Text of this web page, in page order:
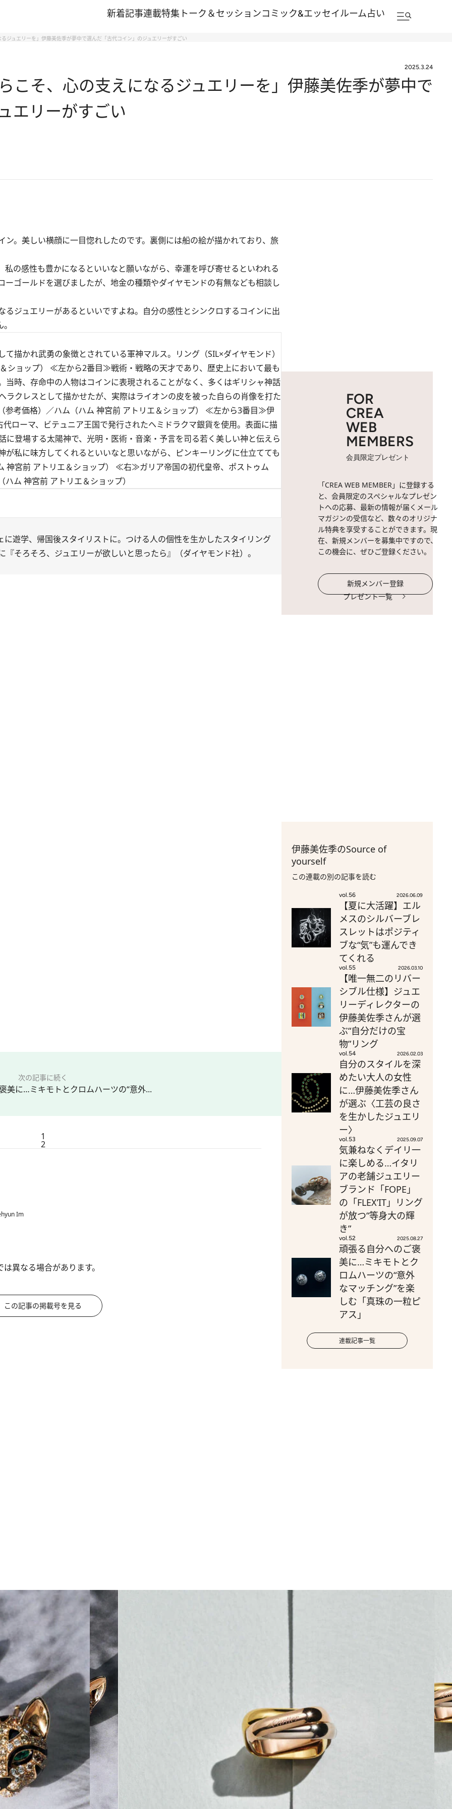
新着記事連載特集 トーク＆セッションコミック&エッセイルーム占い
ジュエリーを」伊藤美佐季が夢中で選んだ「古代コイン」のジュエリーがすごい
2025.3.24
こそ、心の支えになるジュエリーを」伊藤美佐季が夢中で
エリーがすごい
。美しい横顔に一目惚れしたのです。裏側には船の絵が描かれており、旅
の感性も豊かになるといいなと願いながら、幸運を呼び寄せるといわれる
ゴールドを選びましたが、地金の種類やダイヤモンドの有無なども相談し
ジュエリーがあるといいですよね。自分の感性とシンクロするコインに出
描かれ武勇の象徴とされている軍神マルス。リング（SIL×ダイヤモンド）
ショップ） ≪左から2番目≫戦術・戦略の天才であり、歴史上において最も
時、存命中の人物はコインに表現されることがなく、多くはギリシャ神話
クレスとして描かせたが、実際はライオンの皮を被った自らの肖像を打た
参考価格）／ハム（ハム 神宮前 アトリエ＆ショップ） ≪左から3番目≫伊
ローマ、ビテュニア王国で発行されたヘミドラクマ銀貨を使用。表面に描
登場する太陽神で、光明・医術・音楽・予言を司る若く美しい神と伝えら
私に味方してくれるといいなと思いながら、ピンキーリングに仕立てても
神宮前 アトリエ＆ショップ） ≪右≫ガリア帝国の初代皇帝、ポストゥム
ム 神宮前 アトリエ＆ショップ）
遊学、帰国後スタイリストに。つける人の個性を生かしたスタイリング
そろそろ、ジュエリーが欲しいと思ったら』（ダイヤモンド社）。
次の記事に続く
美に…ミキモトとクロムハーツの“意外...
1
2
Im
異なる場合があります。
この記事の掲載号を見る
FOR
CREA
WEB
MEMBERS
会員限定プレゼント
「CREA WEB MEMBER」に登録する
と、会員限定のスペシャルなプレゼン
トへの応募、最新の情報が届くメール
マガジンの受信など、数々のオリジナ
ル特典を享受することができます。現
在、新規メンバーを募集中ですので、
この機会に、ぜひご登録ください。
新規メンバー登録
プレゼント一覧
伊藤美佐季のSource of
yourself
この連載の別の記事を読む
vol.56 2026.06.09
【夏に大活躍】エル
メスのシルバーブレ
スレットはポジティ
ブな“気”も運んでき
てくれる
vol.55 2026.03.10
【唯一無二のリバー
シブル仕様】ジュエ
リーディレクターの
伊藤美佐季さんが選
ぶ“自分だけの宝
物”リング
vol.54 2026.02.03
自分のスタイルを深
めたい大人の女性
に…伊藤美佐季さん
が選ぶ〈工芸の良さ
を生かしたジュエリ
ー〉
vol.53 2025.09.07
気兼ねなくデイリ一
に楽しめる…イタリ
アの老舗ジュエリー
ブランド「FOPE」
の「FLEX’IT」リング
が放つ“等身大の輝
き”
vol.52 2025.08.27
頑張る自分へのご褒
美に…ミキモトとク
ロムハーツの“意外
なマッチング”を楽
しむ「真珠の一粒ピ
アス」
連載記事一覧